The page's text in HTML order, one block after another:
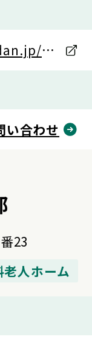
se
い合わせ
23
人ホーム